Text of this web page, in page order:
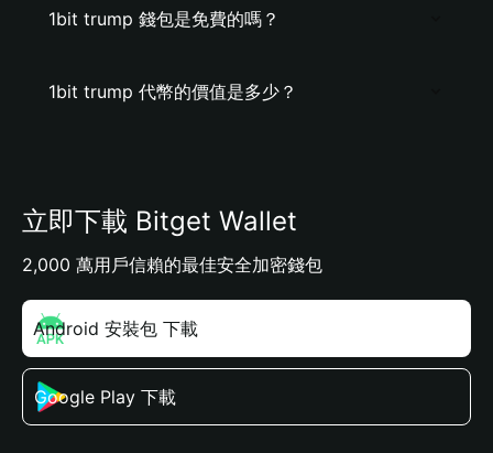
1bit trump 錢包是免費的嗎？
1bit trump 代幣的價值是多少？
立即下載 Bitget Wallet
2,000 萬用戶信賴的最佳安全加密錢包
Android 安裝包 下載
Google Play 下載